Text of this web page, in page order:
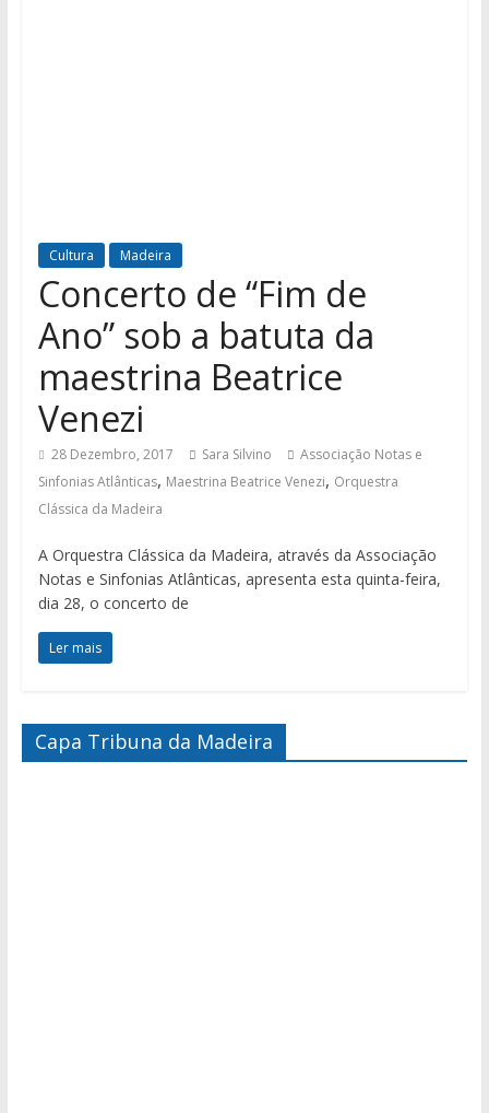
Cultura Madeira
Concerto de “Fim de
Ano” sob a batuta da
maestrina Beatrice
Venezi
28 Dezembro, 2017 Sara Silvino
Associação Notas e
Sinfonias Atlânticas, Maestrina Beatrice Venezi, Orquestra
Clássica da Madeira
A Orquestra Clássica da Madeira, através da Associação
Notas e Sinfonias Atlânticas, apresenta esta quinta-feira,
dia 28, o concerto de
Ler mais
Capa Tribuna da Madeira